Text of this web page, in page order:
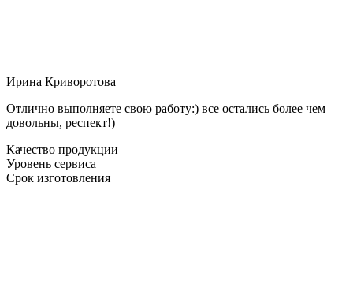
Ирина Криворотова
Отлично выполняете свою работу:) все остались более чем
довольны, респект!)
Качество продукции
Уровень сервиса
Срок изготовления